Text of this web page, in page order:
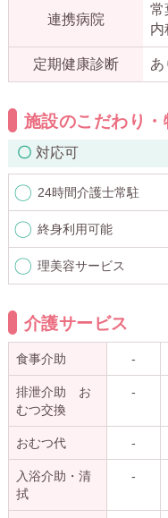
連携病院
常
内
定期健康診断 あ
施設のこだわり・
対応可
24時間介護士常駐
終身利用可能
理美容サービス
介護サービス
食事介助 -
排泄介助 お
むつ交換
-
おむつ代 -
入浴介助・清
拭
-